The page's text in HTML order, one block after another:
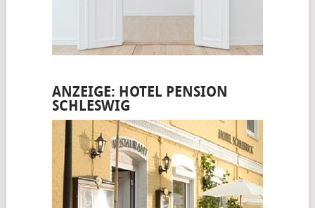
ANZEIGE: HOTEL PENSION
SCHLESWIG